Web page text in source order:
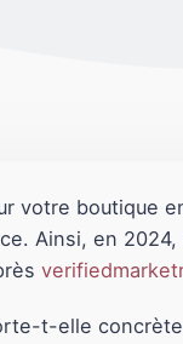
votre boutique
Ainsi, en
t-elle